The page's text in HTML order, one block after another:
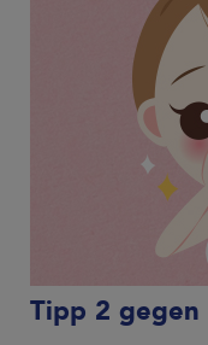
Tipp 2 gegen